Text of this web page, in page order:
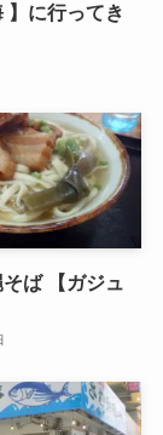
】に行ってき
ば 【ガジュ